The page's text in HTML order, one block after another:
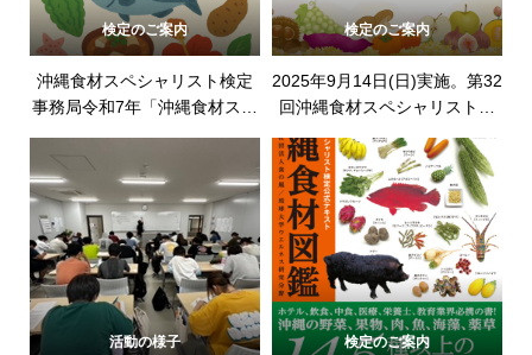
検定のご案内
沖縄食材スペシャリスト検定
事務局令和7年「沖縄食材スペ
10月12日(日)
検定のご案内
2025年9月14日(日)実施。第32
回沖縄食材スペシャリスト検
ます。
活動の様子 検定のご案内